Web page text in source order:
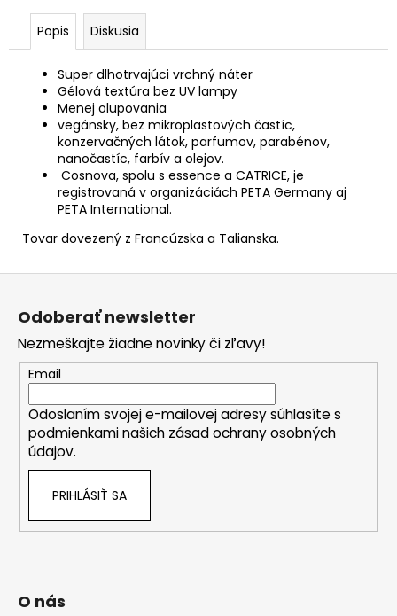
Popis Diskusia
Super dlhotrvajúci vrchný náter
Gélová textúra bez UV lampy
Menej olupovania
vegánsky, bez mikroplastových častíc,
konzervačných látok, parfumov, parabénov,
nanočastíc, farbív a olejov.
Cosnova, spolu s essence a CATRICE, je
registrovaná v organizáciách PETA Germany aj
PETA International.
Tovar dovezený z Francúzska a Talianska.
Z
Odoberať newsletter
Nezmeškajte žiadne novinky či zľavy!
Email
Odoslaním svojej e-mailovej adresy súhlasíte s
podmienkami našich zásad ochrany osobných
údajov.
PRIHLÁSIŤ SA
O nás